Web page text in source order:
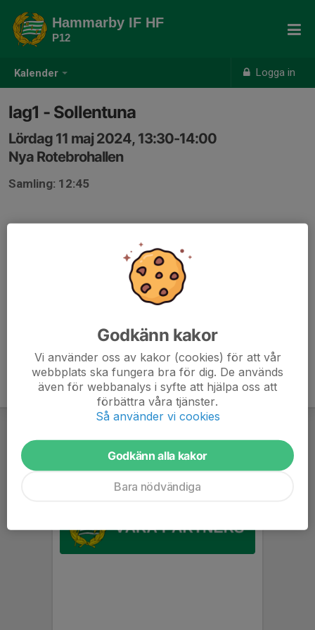
Kalender Logga in
Hammarby IF HF
P12
lag1 - Sollentuna
Lördag 11 maj 2024, 13:30-14:00
Nya Rotebrohallen
Samling: 12:45
Godkänn kakor
Vi använder oss av kakor (cookies) för att vår
webbplats ska fungera bra för dig. De används
även för webbanalys i syfte att hjälpa oss att
förbättra våra tjänster.
Så använder vi cookies
Godkänn alla kakor
Bara nödvändiga